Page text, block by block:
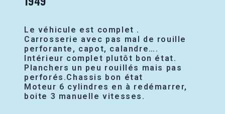
Le véhicule est complet .
Carrosserie avec pas mal de rouille
perforante, capot, calandre….
Intérieur complet plutôt bon état.
Planchers un peu rouillés mais pas
perforés.Chassis bon état
Moteur 6 cylindres en à redémarrer,
boite 3 manuelle vitesses.